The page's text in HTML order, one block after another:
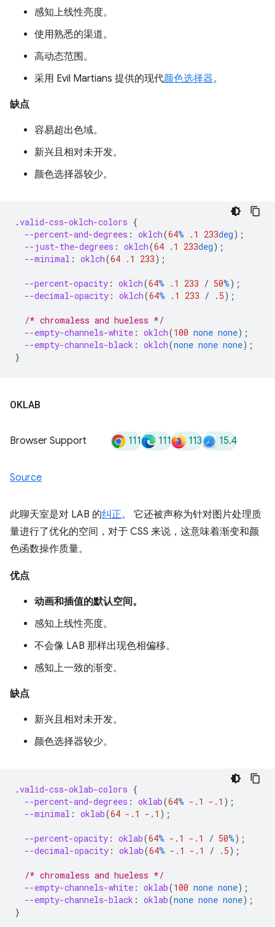
感知上线性亮度。
使用熟悉的渠道。
高动态范围。
采用 Evil Martians 提供的现代颜色选择器。
缺点
容易超出色域。
新兴且相对未开发。
颜色选择器较少。
.valid-css-oklch-colors {
--percent-and-degrees : oklch(64% .1 233deg);
--just-the-degrees : oklch(64 .1 233deg);
--minimal : oklch(64 .1 233);
--percent-opacity : oklch(64% .1 233 / 50%);
--decimal-opacity : oklch(64% .1 233 / .5);
/* chromaless and hueless */
--empty-channels-white : oklch(100 none none);
--empty-channels-black : oklch(none none none);
}
OKLAB
Browser Support 111 111 113 15.4
Source
此聊天室是对 LAB 的纠正。 它还被声称为针对图片处理质
量进行了优化的空间，对于 CSS 来说，这意味着渐变和颜
色函数操作质量。
优点
动画和插值的默认空间。
感知上线性亮度。
不会像 LAB 那样出现色相偏移。
感知上一致的渐变。
缺点
新兴且相对未开发。
颜色选择器较少。
.valid-css-oklab-colors {
--percent-and-degrees : oklab(64% -.1 -.1 );
--minimal : oklab(64 -.1 -.1 );
--percent-opacity : oklab(64% -.1 -.1 / 50%);
--decimal-opacity : oklab(64% -.1 -.1 / .5);
/* chromaless and hueless */
--empty-channels-white : oklab(100 none none);
--empty-channels-black : oklab(none none none);
}